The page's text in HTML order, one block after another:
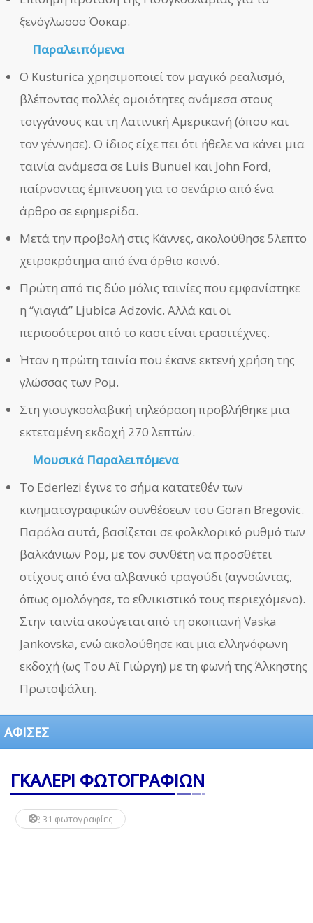
ξενόγλωσσο Όσκαρ.
Παραλειπόμενα
Ο Kusturica χρησιμοποιεί τον μαγικό ρεαλισμό,
βλέποντας πολλές ομοιότητες ανάμεσα στους
τσιγγάνους και τη Λατινική Αμερικανή (όπου και
τον γέννησε). Ο ίδιος είχε πει ότι ήθελε να κάνει μια
ταινία ανάμεσα σε Luis Bunuel και John Ford,
παίρνοντας έμπνευση για το σενάριο από ένα
άρθρο σε εφημερίδα.
Μετά την προβολή στις Κάννες, ακολούθησε 5λεπτο
χειροκρότημα από ένα όρθιο κοινό.
Πρώτη από τις δύο μόλις ταινίες που εμφανίστηκε
η “γιαγιά” Ljubica Adzovic. Αλλά και οι
περισσότεροι από το καστ είναι ερασιτέχνες.
Ήταν η πρώτη ταινία που έκανε εκτενή χρήση της
γλώσσας των Ρομ.
Στη γιουγκοσλαβική τηλεόραση προβλήθηκε μια
εκτεταμένη εκδοχή 270 λεπτών.
Μουσικά Παραλειπόμενα
Το Ederlezi έγινε το σήμα κατατεθέν των
κινηματογραφικών συνθέσεων του Goran Bregovic.
Παρόλα αυτά, βασίζεται σε φολκλορικό ρυθμό των
βαλκάνιων Ρομ, με τον συνθέτη να προσθέτει
στίχους από ένα αλβανικό τραγούδι (αγνοώντας,
όπως ομολόγησε, το εθνικιστικό τους περιεχόμενο).
Στην ταινία ακούγεται από τη σκοπιανή Vaska
Jankovska, ενώ ακολούθησε και μια ελληνόφωνη
εκδοχή (ως Του Αϊ Γιώργη) με τη φωνή της Άλκηστης
Πρωτοψάλτη.
ΑΦΙΣΕΣ
ΓΚΑΛΕΡΙ ΦΩΤΟΓΡΑΦΙΩΝ
31 φωτογραφίες